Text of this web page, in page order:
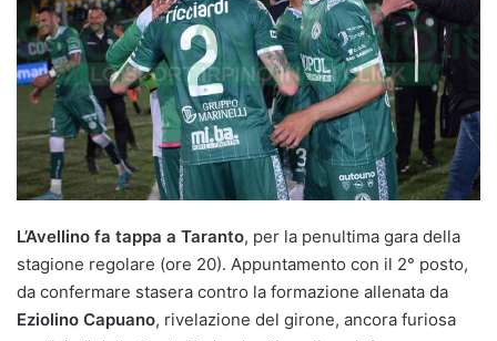
L’Avellino fa tappa a Taranto, per la penultima gara della
stagione regolare (ore 20). Appuntamento con il 2° posto,
da confermare stasera contro la formazione allenata da
Eziolino Capuano, rivelazione del girone, ancora furiosa